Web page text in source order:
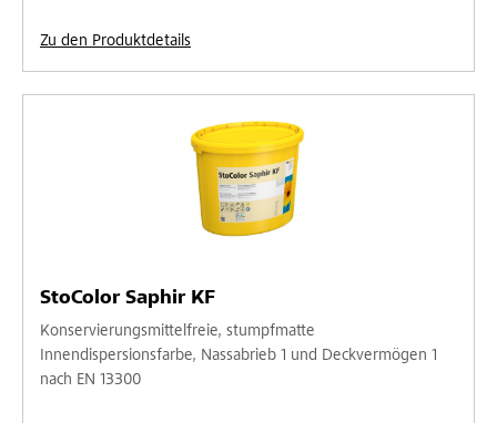
Zu den Produktdetails
StoColor Saphir KF
Konservierungsmittelfreie, stumpfmatte
Innendispersionsfarbe, Nassabrieb 1 und Deckvermögen 1
nach EN 13300